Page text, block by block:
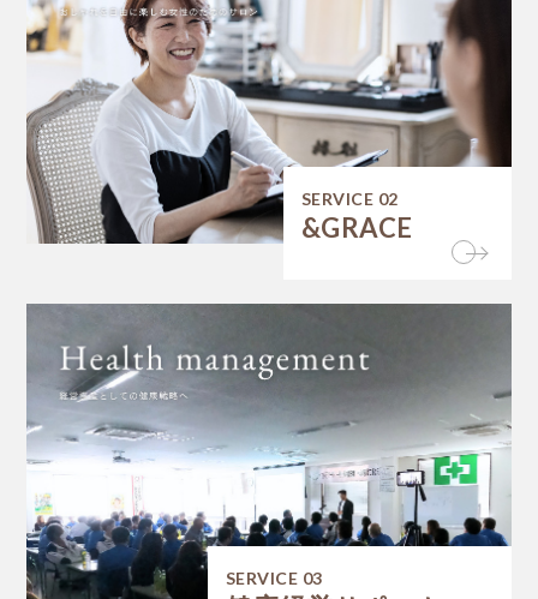
SERVICE 02
&GRACE
SERVICE 03